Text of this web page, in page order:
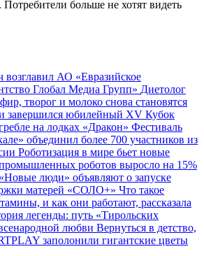
Потребители больше не хотят видеть
возглавил АО «Евразийское
Глобал Медиа Групп» Диетолог
творог и молоко снова становятся
завершился юбилейный XV Кубок
на лодках «Дракон» Фестиваль
объединил более 700 участников из
Роботизация в мире бьет новые
роботов выросло на 15%
люди» объявляют о запуске
матерей «СОЛО+» Что такое
и как они работают, рассказала
легенды: путь «Тирольских
любви Вернуться в детство,
заполонили гигантские цветы